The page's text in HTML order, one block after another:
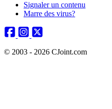
Signaler un contenu
Marre des virus?
© 2003 - 2026 CJoint.com